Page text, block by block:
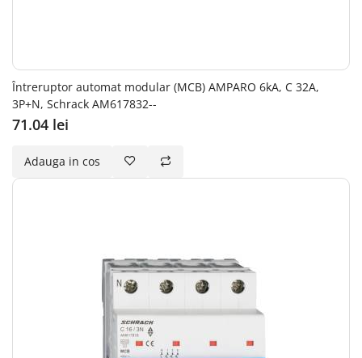
Întreruptor automat modular (MCB) AMPARO 6kA, C 32A,
3P+N, Schrack AM617832--
71.04 lei
Adauga in cos